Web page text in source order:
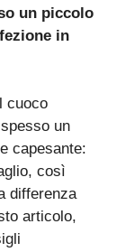
un piccolo
in
cuoco
un
capesante:
così
differenza
articolo,